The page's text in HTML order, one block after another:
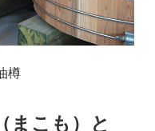
樽
まこも）と